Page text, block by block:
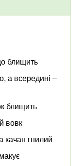
блищить
а всередині ‒
блищить
вовк
качан гнилий